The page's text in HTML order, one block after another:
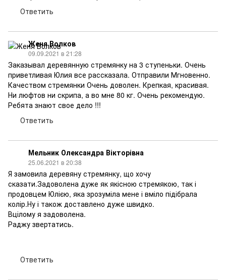
Ответить
Женя Волков
09.09.2021 в 21:28
Заказывал деревянную стремянку на 3 ступеньки. Очень
приветливая Юлия все рассказала. Отправили Мгновенно.
Качеством стремянки Очень доволен. Крепкая, красивая.
Ни люфтов ни скрипа, а во мне 80 кг. Очень рекомендую.
Ребята знают свое дело !!!
Ответить
Мельник Олександра Вікторівна
25.06.2021 в 20:38
Я замовила деревяну стремянку, що хочу
сказати.Задоволена дуже як якісною стремякою, так і
продовцем Юлією, яка зрозуміла мене і вміло підібрала
колір.Ну і також доставлено дуже швидко.
Вцілому я задоволена.
Раджу звертатись.
Ответить